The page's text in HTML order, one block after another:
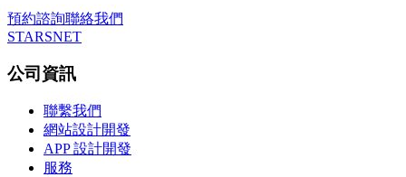
預約諮詢聯絡我們
STARSNET
公司資訊
聯繫我們
網站設計開發
APP 設計開發
服務